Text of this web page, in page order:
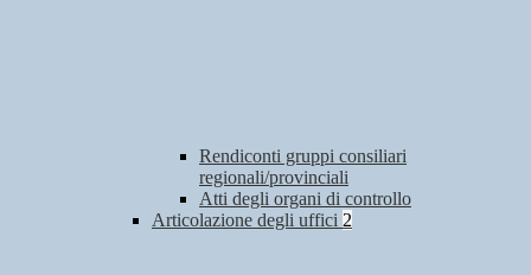
Rendiconti gruppi consiliari
regionali/provinciali
Atti degli organi di controllo
Articolazione degli uffici 2